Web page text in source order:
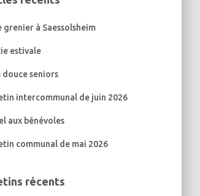
grenier à Saessolsheim
estivale
douce seniors
intercommunal de juin 2026
aux bénévoles
communal de mai 2026
récents